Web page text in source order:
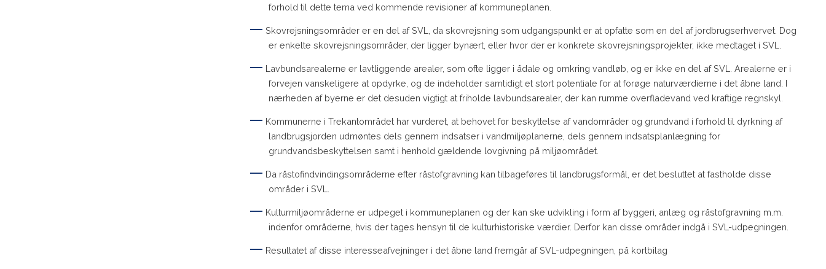
forhold til dette tema ved kommende revisioner af kommuneplanen.
Skovrejsningsområder er en del af SVL, da skovrejsning som udgangspunkt er at opfatte som en del af jordbrugserhvervet. Dog
er enkelte skovrejsningsområder, der ligger bynært, eller hvor der er konkrete skovrejsningsprojekter, ikke medtaget i SVL.
Lavbundsarealerne er lavtliggende arealer, som ofte ligger i ådale og omkring vandløb, og er ikke en del af SVL. Arealerne er i
forvejen vanskeligere at opdyrke, og de indeholder samtidigt et stort potentiale for at forøge naturværdierne i det åbne land. I
nærheden af byerne er det desuden vigtigt at friholde lavbundsarealer, der kan rumme overfladevand ved kraftige regnskyl.
Kommunerne i Trekantområdet har vurderet, at behovet for beskyttelse af vandområder og grundvand i forhold til dyrkning af
landbrugsjorden udmøntes dels gennem indsatser i vandmiljøplanerne, dels gennem indsatsplanlægning for
grundvandsbeskyttelsen samt i henhold gældende lovgivning på miljøområdet.
Da råstofindvindingsområderne efter råstofgravning kan tilbageføres til landbrugsformål, er det besluttet at fastholde disse
områder i SVL.
Kulturmiljøområderne er udpeget i kommuneplanen og der kan ske udvikling i form af byggeri, anlæg og råstofgravning m.m.
indenfor områderne, hvis der tages hensyn til de kulturhistoriske værdier. Derfor kan disse områder indgå i SVL-udpegningen.
Resultatet af disse interesseafvejninger i det åbne land fremgår af SVL-udpegningen, på kortbilag